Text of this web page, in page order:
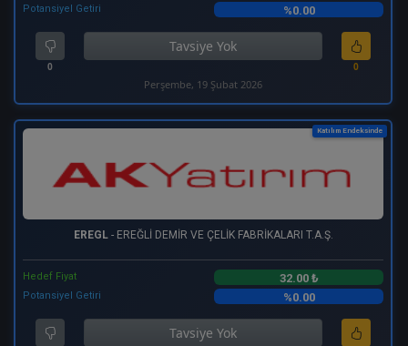
Potansiyel Getiri %0.00
0
Tavsiye Yok
0
Perşembe, 19 Şubat 2026
Katılım Endeksinde
EREGL- EREĞLİ DEMİR VE ÇELİK FABRİKALARI T.A.Ş.
Hedef Fiyat 32.00 ₺
Potansiyel Getiri %0.00
Tavsiye Yok